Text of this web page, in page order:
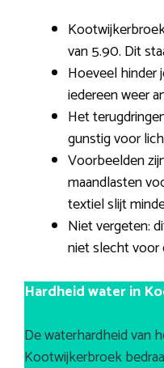
van 5.90. Dit
Hoeveel hinder
iedereen weer
Het
gunstig voor
Voorbeelden
maandlasten
textiel slijt
Niet vergeten:
niet slecht voor
Hardheid water in
De waterhardheid van
Kootwijkerbroek